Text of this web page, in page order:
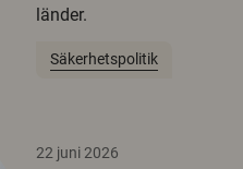
länder.
Säkerhetspolitik
22 juni 2026